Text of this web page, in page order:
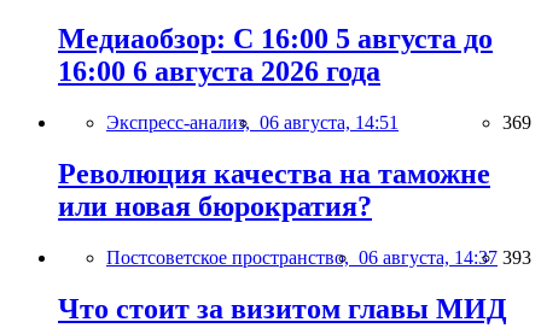
Медиаобзор: С 16:00 5 августа до
16:00 6 августа 2026 года
Экспресс-анализ, 06 августа, 14:51 369
Революция качества на таможне
или новая бюрократия?
Постсоветское пространство, 06 августа, 14:37 393
Что стоит за визитом главы МИД